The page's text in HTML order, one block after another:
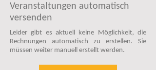
Veranstaltungen automatisch
versenden
Leider gibt es aktuell keine Möglichkeit, die
Rechnungen automatisch zu erstellen. Sie
müssen weiter manuell erstellt werden.